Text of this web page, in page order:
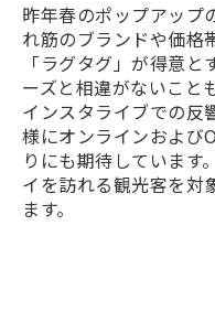
昨年春のポップアップ
れ筋のブランドや価格
「ラグタグ」が得意
ーズと相違がないこと
インスタライブでの反
様にオンラインおよび
りにも期待しています
イを訪れる観光客を対
ます。